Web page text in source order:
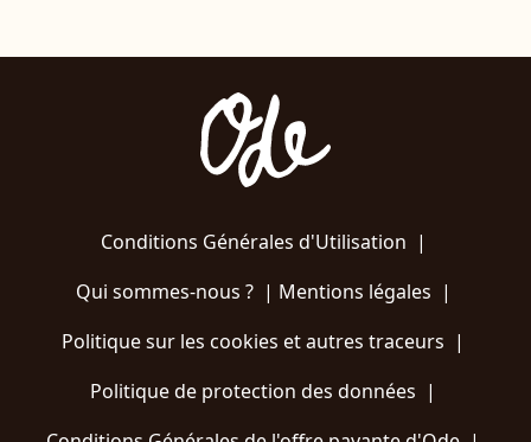
Conditions Générales d'Utilisation |
Qui sommes-nous ?| Mentions légales |
Politique sur les cookies et autres traceurs |
Politique de protection des données |